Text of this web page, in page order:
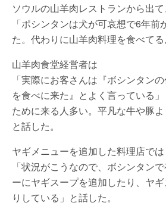
ソウルの山羊肉レストランから出
「ポシンタンは犬が可哀想で6年前
た。代わりに山羊肉料理を食べてる
山羊肉食堂経営者は
「実際にお客さんは『ボシンタン
を食べに来た』とよく言っている
ために来る人多い。平凡な牛や豚よ
と話した。
ヤギメニューを追加した料理店では
「状況がこうなので、ボシンタン
ーにヤギスープを追加したり、ヤ
りしている」と話した。